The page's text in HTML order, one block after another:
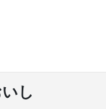
し